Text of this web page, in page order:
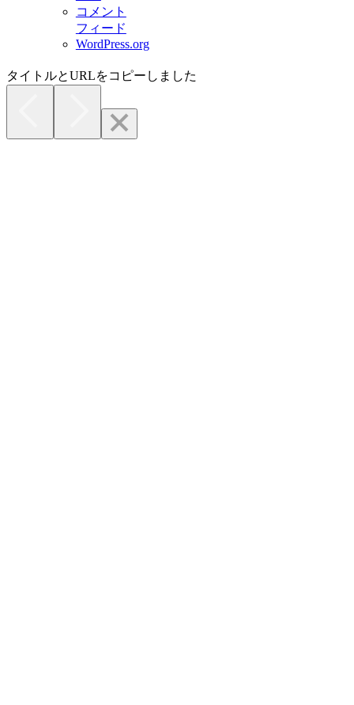
コメント
フィード
WordPress.org
タイトルとURLをコピーしました